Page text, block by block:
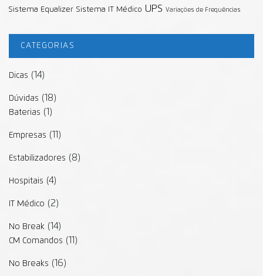
Sistema Equalizer Sistema IT Médico UPS Variações de Frequências
CATEGORIAS
Dicas (14)
Dúvidas (18)
Baterias (1)
Empresas (11)
Estabilizadores (8)
Hospitais (4)
IT Médico (2)
No Break (14)
CM Comandos (11)
No Breaks (16)